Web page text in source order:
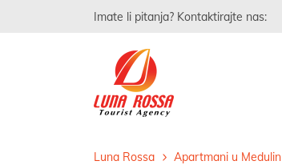
Imate li pitanja? Kontaktirajte nas:
Luna Rossa Apartmani u Medulin